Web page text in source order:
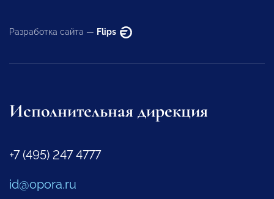
Разработка сайта — Flips
Исполнительная дирекция
+7 (495) 247 4777
id@opora.ru